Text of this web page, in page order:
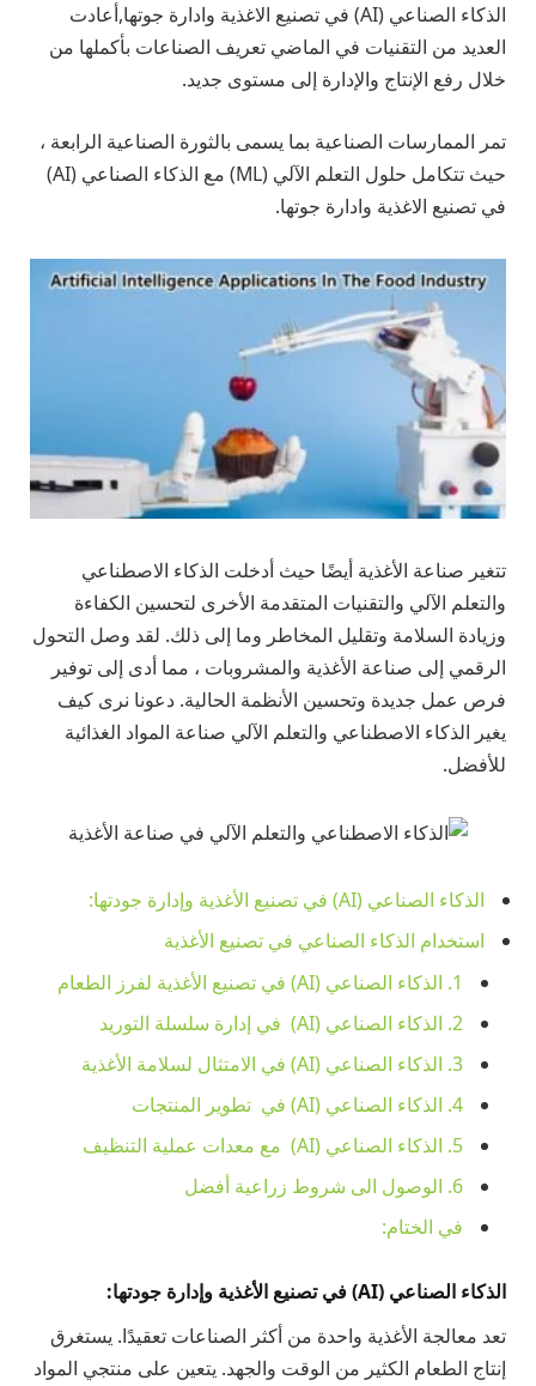
الذكاء الصناعي (AI) في تصنيع الاغذية وادارة جوتها,أعادت
العديد من التقنيات في الماضي تعريف الصناعات بأكملها من
خلال رفع الإنتاج والإدارة إلى مستوى جديد.
تمر الممارسات الصناعية بما يسمى بالثورة الصناعية الرابعة ،
حيث تتكامل حلول التعلم الآلي (ML) مع الذكاء الصناعي (AI)
في تصنيع الاغذية وادارة جوتها.
تتغير صناعة الأغذية أيضًا حيث أدخلت الذكاء الاصطناعي
والتعلم الآلي والتقنيات المتقدمة الأخرى لتحسين الكفاءة
وزيادة السلامة وتقليل المخاطر وما إلى ذلك. لقد وصل التحول
الرقمي إلى صناعة الأغذية والمشروبات ، مما أدى إلى توفير
فرص عمل جديدة وتحسين الأنظمة الحالية. دعونا نرى كيف
يغير الذكاء الاصطناعي والتعلم الآلي صناعة المواد الغذائية
للأفضل.
الذكاء الصناعي (AI) في تصنيع الأغذية وإدارة جودتها:
استخدام الذكاء الصناعي في تصنيع الأغذية
1. الذكاء الصناعي (AI) في تصنيع الأغذية لفرز الطعام
2. الذكاء الصناعي (AI) في إدارة سلسلة التوريد
3. الذكاء الصناعي (AI) في الامتثال لسلامة الأغذية
4. الذكاء الصناعي (AI) في تطوير المنتجات
5. الذكاء الصناعي (AI) مع معدات عملية التنظيف
6. الوصول الى شروط زراعية أفضل
في الختام:
الذكاء الصناعي (AI) في تصنيع الأغذية وإدارة جودتها:
تعد معالجة الأغذية واحدة من أكثر الصناعات تعقيدًا. يستغرق
إنتاج الطعام الكثير من الوقت والجهد. يتعين على منتجي المواد